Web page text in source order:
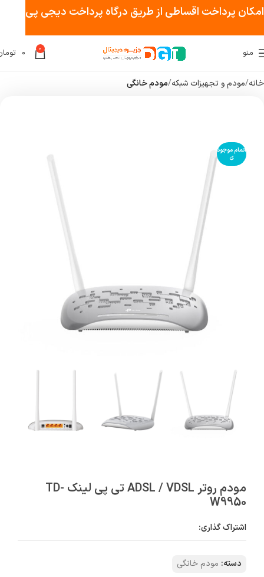
منو 0 ۰
خانه مودم و تجهیزات شبکه مودم خانگی
اتمام موجود
ی
مودم روتر ADSL / VDSL تی پی لینک TD-
W9950
اشتراک گذاری:
دسته: مودم خانگی
امکان پرداخت اقساطی از طریق درگاه پرداخت دیجی پی